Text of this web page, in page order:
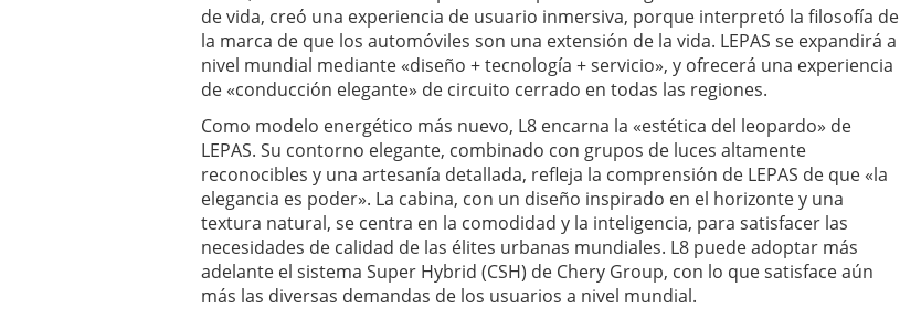
de vida, creó una experiencia de usuario inmersiva, porque interpretó la filosofía de
la marca de que los automóviles son una extensión de la vida. LEPAS se expandirá a
nivel mundial mediante «diseño + tecnología + servicio», y ofrecerá una experiencia
de «conducción elegante» de circuito cerrado en todas las regiones.
Como modelo energético más nuevo, L8 encarna la «estética del leopardo» de
LEPAS. Su contorno elegante, combinado con grupos de luces altamente
reconocibles y una artesanía detallada, refleja la comprensión de LEPAS de que «la
elegancia es poder». La cabina, con un diseño inspirado en el horizonte y una
textura natural, se centra en la comodidad y la inteligencia, para satisfacer las
necesidades de calidad de las élites urbanas mundiales. L8 puede adoptar más
adelante el sistema Super Hybrid (CSH) de Chery Group, con lo que satisface aún
más las diversas demandas de los usuarios a nivel mundial.